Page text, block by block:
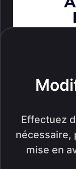
Effectuez
nécessaire,
mise en